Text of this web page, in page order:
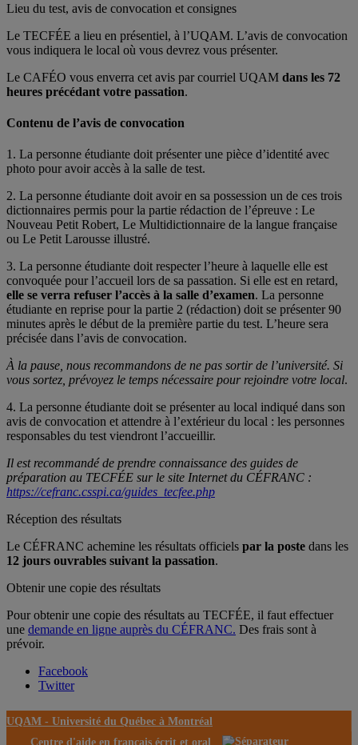
Lieu du test, avis de convocation et consignes
Le TECFÉE a lieu en présentiel, à l’UQAM. L’avis de convocation
vous indiquera le local où vous devrez vous présenter.
Le CAFÉO vous enverra cet avis par courriel UQAM dans les 72
heures précédant votre passation.
Contenu de l’avis de convocation
1. La personne étudiante doit présenter une pièce d’identité avec
photo pour avoir accès à la salle de test.
2. La personne étudiante doit avoir en sa possession un de ces trois
dictionnaires permis pour la partie rédaction de l’épreuve : Le
Nouveau Petit Robert, Le Multidictionnaire de la langue française
ou Le Petit Larousse illustré.
3. La personne étudiante doit respecter l’heure à laquelle elle est
convoquée pour l’accueil lors de sa passation. Si elle est en retard,
elle se verra refuser l’accès à la salle d’examen. La personne
étudiante en reprise pour la partie 2 (rédaction) doit se présenter 90
minutes après le début de la première partie du test. L’heure sera
précisée dans l’avis de convocation.
À la pause, nous recommandons de ne pas sortir de l’université. Si
vous sortez, prévoyez le temps nécessaire pour rejoindre votre local.
4. La personne étudiante doit se présenter au local indiqué dans son
avis de convocation et attendre à l’extérieur du local : les personnes
responsables du test viendront l’accueillir.
Il est recommandé de prendre connaissance des guides de
préparation au TECFÉE sur le site Internet du CÉFRANC :
https://cefranc.csspi.ca/guides_tecfee.php
Réception des résultats
Le CÉFRANC achemine les résultats officiels par la poste dans les
12 jours ouvrables suivant la passation.
Obtenir une copie des résultats
Pour obtenir une copie des résultats au TECFÉE, il faut effectuer
une demande en ligne auprès du CÉFRANC. Des frais sont à
prévoir.
Facebook
Twitter
UQAM - Université du Québec à Montréal
Centre d'aide en français écrit et oral